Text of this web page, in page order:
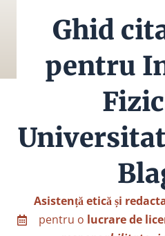
Ghid
pentru
Asistență etică și
pentru o lucrare de